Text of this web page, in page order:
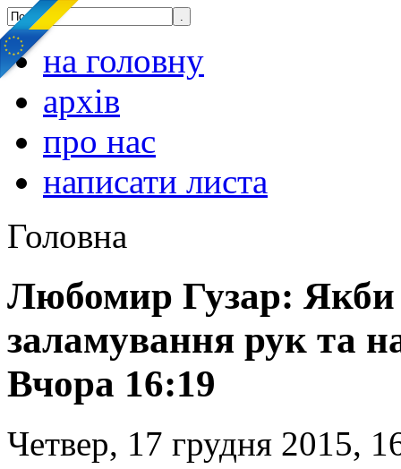
на головну
архів
про нас
написати листа
Головна
Любомир Гузар: Якби
заламування рук та
Вчора 16:19
Четвер, 17 грудня 2015,